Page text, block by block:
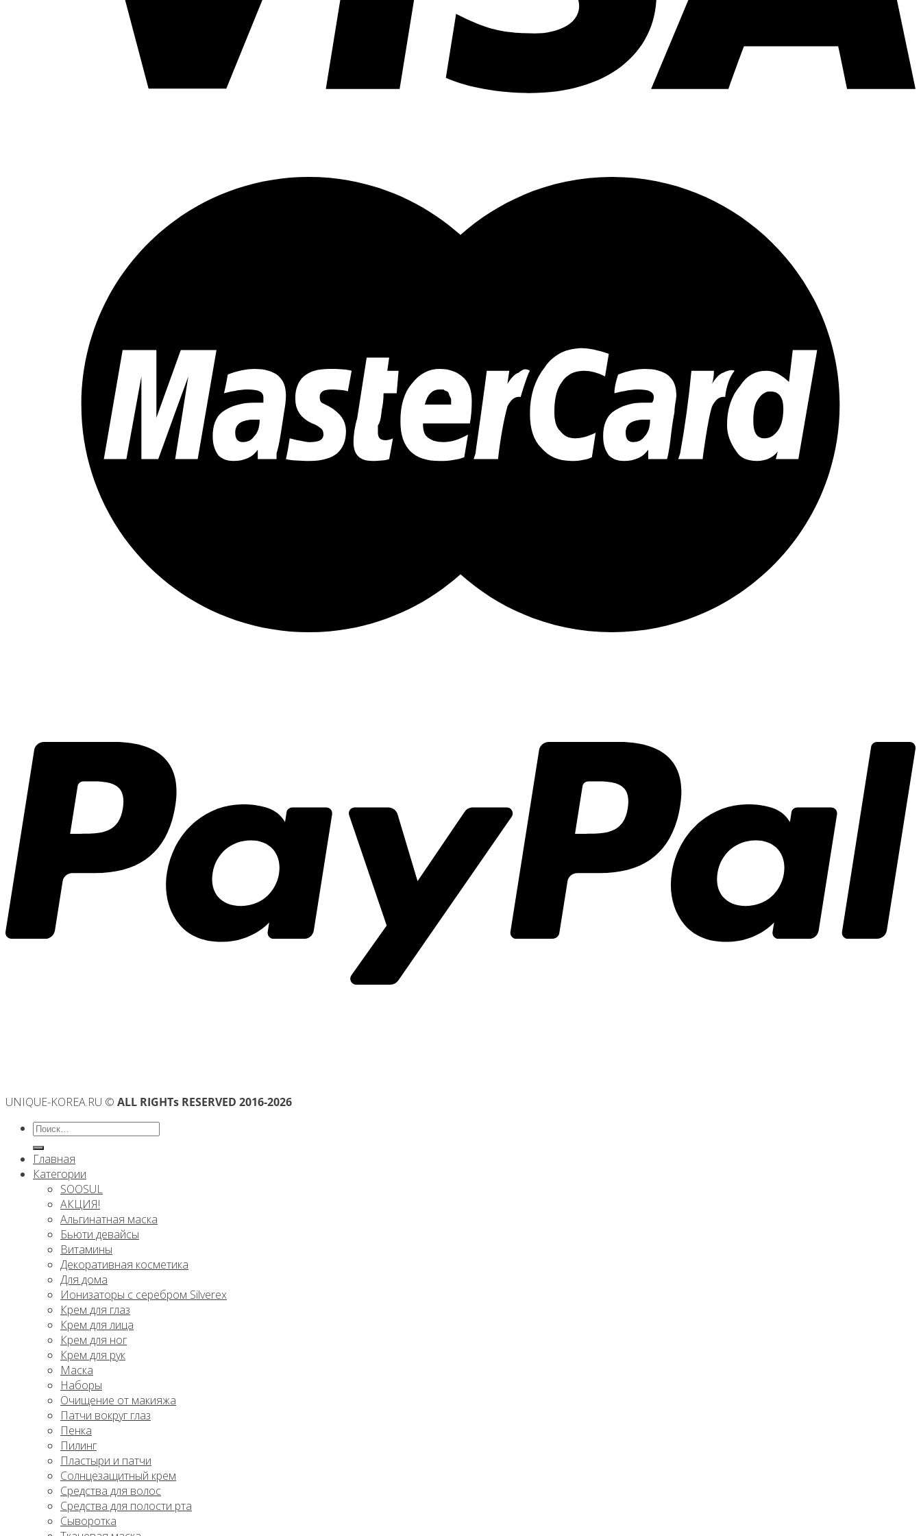
UNIQUE-KOREA.RU © ALL RIGHTs RESERVED 2016-2026
Искать:
Главная
Категории
SOOSUL
АКЦИЯ!
Альгинатная маска
Бьюти девайсы
Витамины
Декоративная косметика
Для дома
Ионизаторы с серебром Silverex
Крем для глаз
Крем для лица
Крем для ног
Крем для рук
Маска
Наборы
Очищение от макияжа
Патчи вокруг глаз
Пенка
Пилинг
Пластыри и патчи
Солнцезащитный крем
Средства для волос
Средства для полости рта
Сыворотка